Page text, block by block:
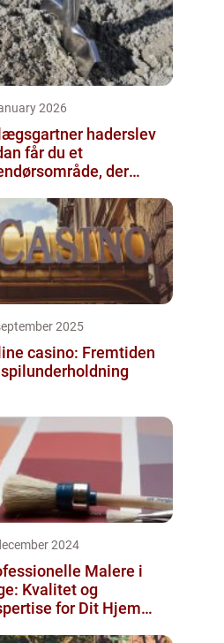
2026
haderslev
får du et
der
2025
casino: Fremtiden
2024
Malere i
Kvalitet og
for Dit Hjem